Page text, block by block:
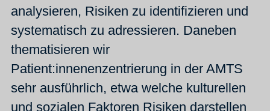
analysieren, Risiken zu identifizieren und
systematisch zu adressieren. Daneben
thematisieren wir
Patient:innenenzentrierung in der AMTS
sehr ausführlich, etwa welche kulturellen
und sozialen Faktoren Risiken darstellen